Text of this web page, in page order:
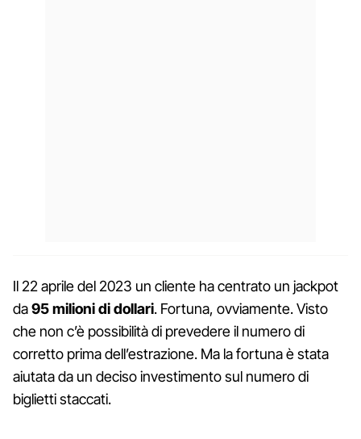
Il 22 aprile del 2023 un cliente ha centrato un jackpot
da95 milioni di dollari. Fortuna, ovviamente. Visto
che non c’è possibilità di prevedere il numero di
corretto prima dell’estrazione. Ma la fortuna è stata
aiutata da un deciso investimento sul numero di
biglietti staccati.